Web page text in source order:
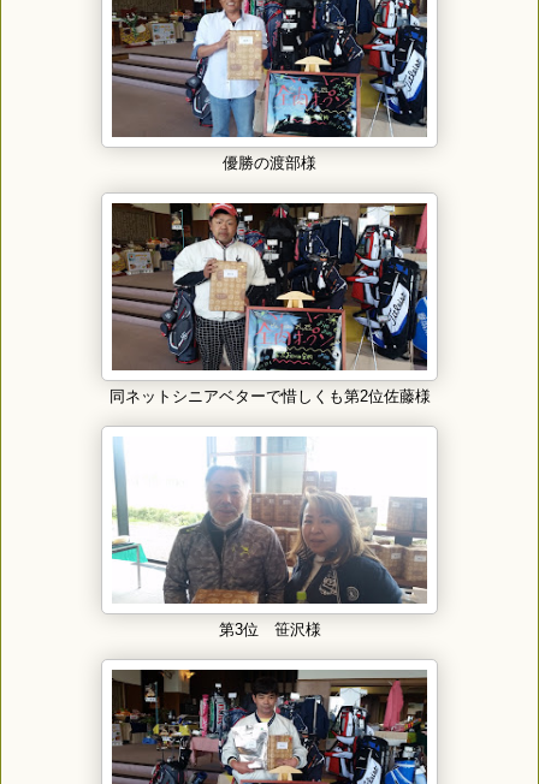
優勝の渡部様
同ネットシニアベターで惜しくも第2位佐藤様
第3位 笹沢様